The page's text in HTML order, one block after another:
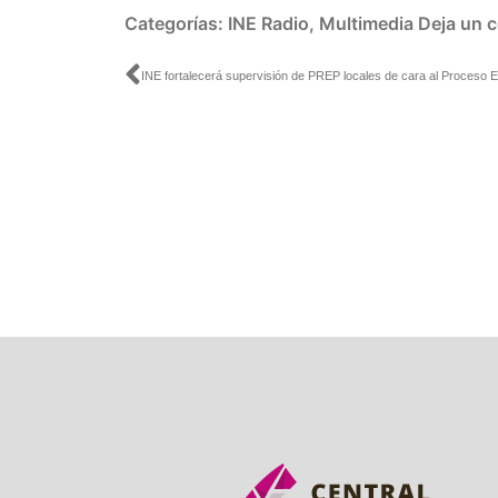
audio
Categorías: INE Radio, Multimedia Deja un
Ant